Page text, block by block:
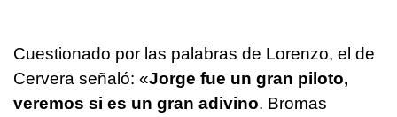
Cuestionado por las palabras de Lorenzo, el de
Cervera señaló: «Jorge fue un gran piloto,
veremos si es un gran adivino. Bromas